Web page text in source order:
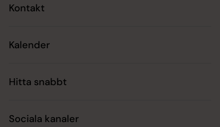
Kontakt
Kalender
Hitta snabbt
Sociala kanaler